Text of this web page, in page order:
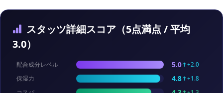
スタッツ詳細スコア（5点満点 / 平均
3.0）
配合成分レベル 5.0↑+2.0
保湿力 4.8↑+1.8